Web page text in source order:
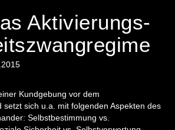
Aktivierungs-
Kundgebung vor dem
setzt sich u.a. mit folgenden Aspekten des
Selbstbestimmung vs.